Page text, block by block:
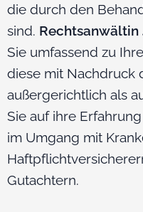
die durch den
sind. Rechtsanwältin
Sie umfassend zu
diese mit Nachdruck
außergerichtlich als
Sie auf ihre
im Umgang mit
Gutachtern.